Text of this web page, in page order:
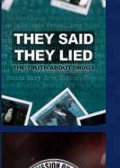
TITTA